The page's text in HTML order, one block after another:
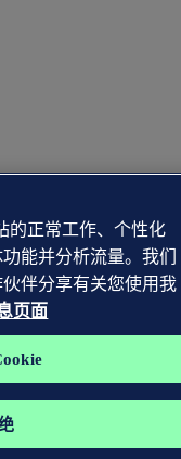
的正常工作、个性化
能并分析流量。我们
伴分享有关您使用我
页面